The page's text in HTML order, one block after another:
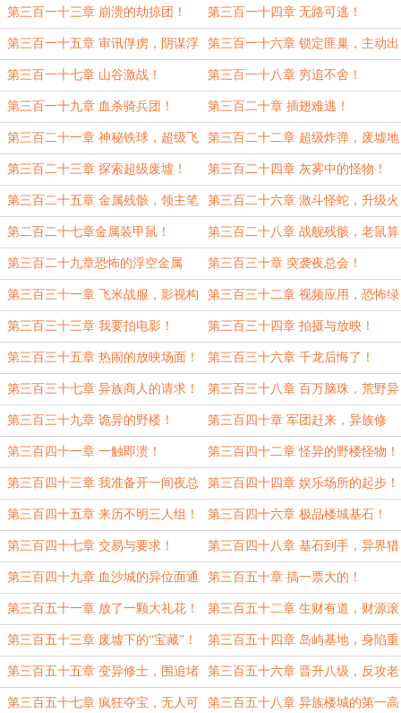
动！ 援！
第三百一十三章 崩溃的劫掠团！ 第三百一十四章 无路可逃！
第三百一十五章 审讯俘虏，阴谋浮
现！
第三百一十六章 锁定匪巢，主动出
击！
第三百一十七章 山谷激战！ 第三百一十八章 穷追不舍！
第三百一十九章 血杀骑兵团！ 第三百二十章 插翅难逃！
第三百二十一章 神秘铁球，超级飞
剑！
第三百二十二章 超级炸弹，废墟地
图！
第三百二十三章 探索超级废墟！ 第三百二十四章 灰雾中的怪物！
第三百二十五章 金属残骸，领主笔
记！
第三百二十六章 激斗怪蛇，升级火
焰！
第二百二十七章金属装甲鼠！ 第三百二十八章 战舰残骸，老鼠算
计！
第三百二十九章恐怖的浮空金属
球！
第三百三十章 突袭夜总会！
第三百三十一章 飞米战服，影视构
想！
第三百三十二章 视频应用，恐怖绿
眼！
第三百三十三章 我要拍电影！ 第三百三十四章 拍摄与放映！
第三百三十五章 热闹的放映场面！ 第三百三十六章 千龙后悔了！
第三百三十七章 异族商人的请求！ 第三百三十八章 百万脑珠，荒野异
变！
第三百三十九章 诡异的野楼！ 第三百四十章 军团赶来，异族修
士！
第三百四十一章 一触即溃！ 第三百四十二章 怪异的野楼怪物！
第三百四十三章 我准备开一间夜总
会！
第三百四十四章 娱乐场所的起步！
第三百四十五章 来历不明三人组！ 第三百四十六章 极品楼城基石！
第三百四十七章 交易与要求！ 第三百四十八章 基石到手，异界猎
场！
第三百四十九章 血沙城的异位面通
道！
第三百五十章 搞一票大的！
第三百五十一章 放了一颗大礼花！ 第三百五十二章 生财有道，财源滚
滚！
第三百五十三章 废墟下的“宝藏”！ 第三百五十四章 岛屿基地，身陷重
围！
第三百五十五章 变异修士，围追堵
截！
第三百五十六章 晋升八级，反攻老
巢！
第三百五十七章 疯狂夺宝，无人可 第三百五十八章 异族楼城的第一高